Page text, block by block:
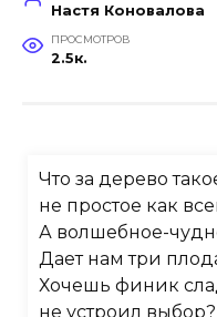
Настя Коновалова
ПРОСМОТРОВ
2.5к.
Что за дерево
не простое как
А волшебное-
Дает нам три
Хочешь финик
не устроил выбор?